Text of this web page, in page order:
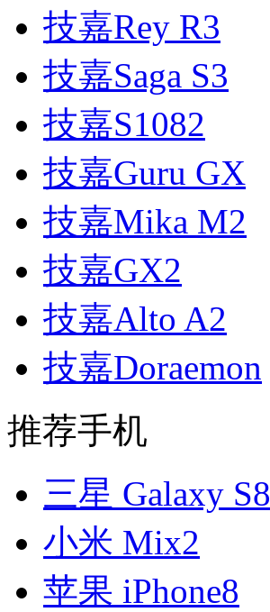
技嘉Rey R3
技嘉Saga S3
技嘉S1082
技嘉Guru GX
技嘉Mika M2
技嘉GX2
技嘉Alto A2
技嘉Doraemon
推荐手机
三星 Galaxy S8
小米 Mix2
苹果 iPhone8